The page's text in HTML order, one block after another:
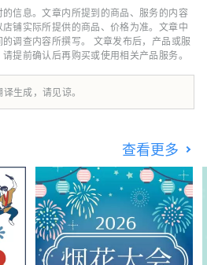
度、香气还是风味，都是最高品质
尝白桃、麝香葡萄、先锋葡萄等
本三大名园之一的冈山后乐园以及
化和艺术的仓敷美观地区！
信息。文章内所提到的商品、服务的内容
铺实际所提供的商品、价格为准。文章中
调查内容所撰写。 文章发布后，产品或服
提前确认后再购买或使用相关产品服务。
生成，请见谅。
查看更多